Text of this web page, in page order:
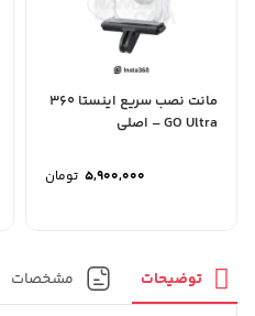
مانت نصب سریع اینستا 360
GO Ultra – اصلی
5,900,000 تومان
توضیحات مشخصات